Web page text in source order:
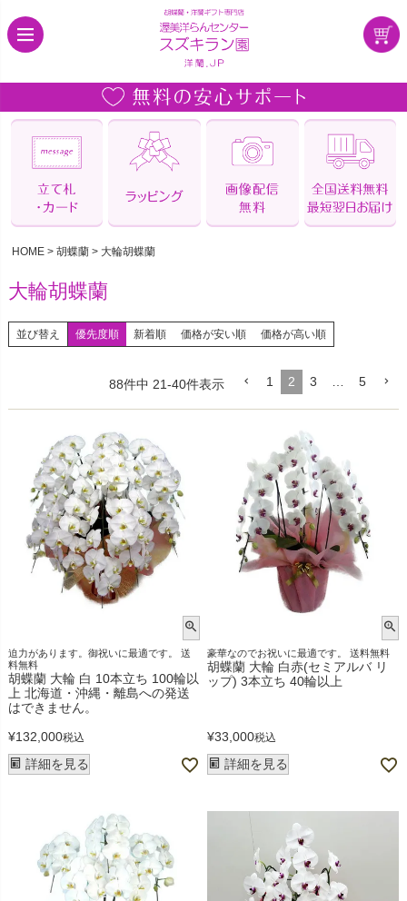
HOME 胡蝶蘭 大輪胡蝶蘭
大輪胡蝶蘭
並び替え 優先度順 新着順 価格が安い順 価格が高い順
88件中 21-40件表示 1 2 3 5
迫力があります。御祝いに最適です。 送
料無料
胡蝶蘭 大輪 白 10本立ち 100輪以
上 北海道・沖縄・離島への発送
はできません。
¥132,000税込
詳細を見る
豪華なのでお祝いに最適です。 送料無料
胡蝶蘭 大輪 白赤(セミアルバ リ
ップ) 3本立ち 40輪以上
¥33,000税込
詳細を見る